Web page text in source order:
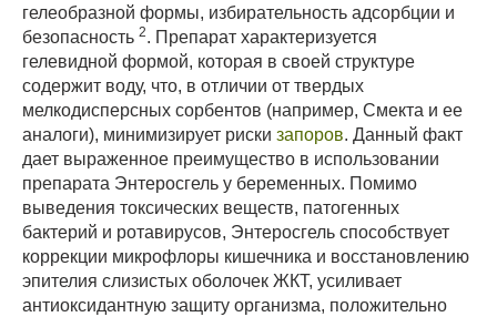
гелеобразной формы, избирательность адсорбции и
безопасность 2. Препарат характеризуется
гелевидной формой, которая в своей структуре
содержит воду, что, в отличии от твердых
мелкодисперсных сорбентов (например, Смекта и ее
аналоги), минимизирует риски запоров. Данный факт
дает выраженное преимущество в использовании
препарата Энтеросгель у беременных. Помимо
выведения токсических веществ, патогенных
бактерий и ротавирусов, Энтеросгель способствует
коррекции микрофлоры кишечника и восстановлению
эпителия слизистых оболочек ЖКТ, усиливает
антиоксидантную защиту организма, положительно